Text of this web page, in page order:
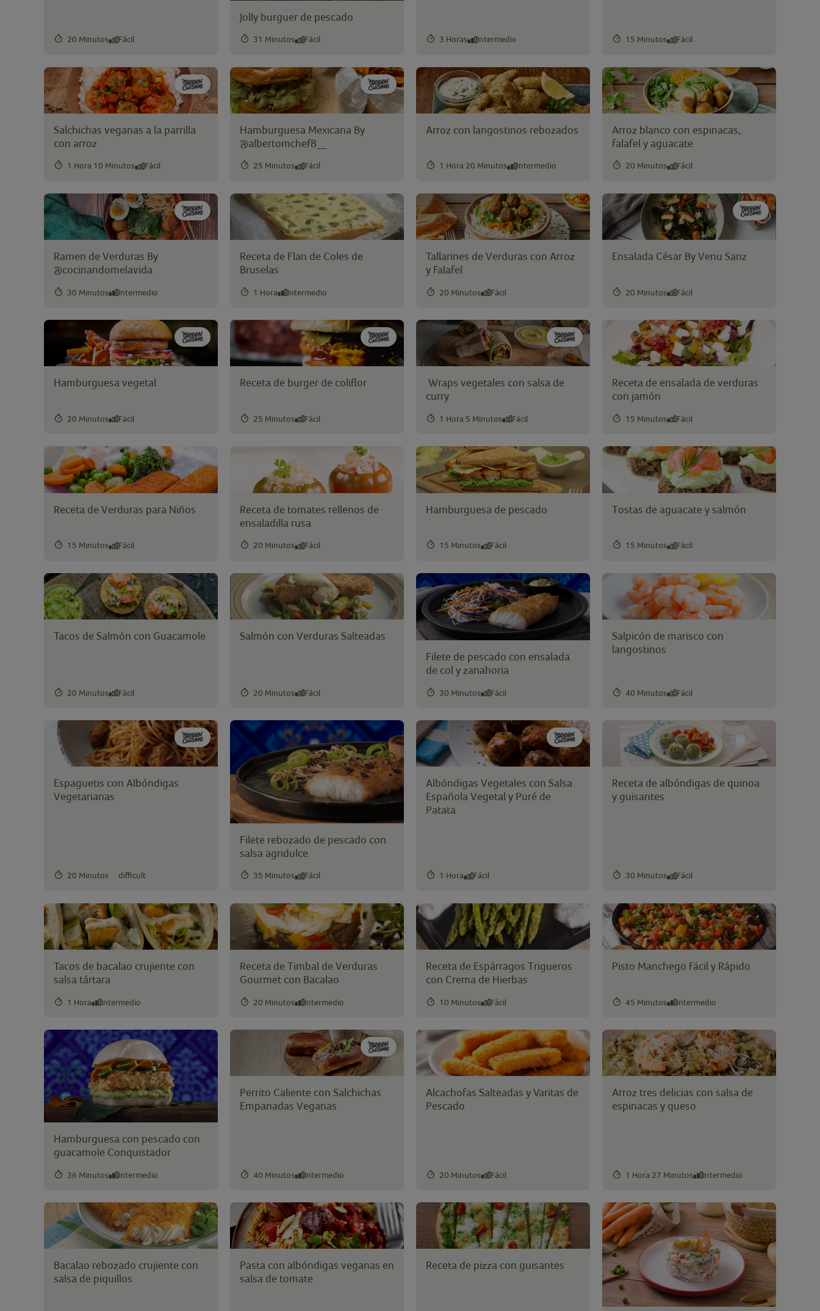
Filtros
Tipo de plato
Ingrediente principal
Alcachofas
(12)
Col de Bruselas(3)
Ensaladilla
Espárragos verdes
Judías Verdes(17)
Menestra de verduras
Merluza
Patatas
Pescado
Preparado para paella de
Preparado para revuelto
Preparado para tortilla de
patata
Proteína vegetal(25)
Muestra 232 Resultaods
20 Minutos Fácil
Jolly burguer de pescado
31 Minutos Fácil 3 Horas Intermedio 15 Minutos Fácil
Salchichas veganas a la parrilla
con arroz
1 Hora 10 Minutos Fácil
Hamburguesa Mexicana By
@albertomchef8__
25 Minutos Fácil
Arroz con langostinos rebozados
1 Hora 20 Minutos Intermedio
Arroz blanco con espinacas,
falafel y aguacate
20 Minutos Fácil
Ramen de Verduras By
@cocinandomelavida
30 Minutos Intermedio
Receta de Flan de Coles de
Bruselas
1 Hora Intermedio
Tallarines de Verduras con Arroz
y Falafel
20 Minutos Fácil
Ensalada César By Venu Sanz
20 Minutos Fácil
Hamburguesa vegetal
20 Minutos Fácil
Receta de burger de coliflor
25 Minutos Fácil
Wraps vegetales con salsa de
curry
1 Hora 5 Minutos Fácil
Receta de ensalada de verduras
con jamón
15 Minutos Fácil
Receta de Verduras para Niños
15 Minutos Fácil
Receta de tomates rellenos de
ensaladilla rusa
20 Minutos Fácil
Hamburguesa de pescado
15 Minutos Fácil
Tostas de aguacate y salmón
15 Minutos Fácil
Tacos de Salmón con Guacamole
20 Minutos Fácil
Salmón con Verduras Salteadas
20 Minutos Fácil
Filete de pescado con ensalada
de col y zanahoria
30 Minutos Fácil
Salpicón de marisco con
langostinos
40 Minutos Fácil
Espaguetis con Albóndigas
Vegetarianas
20 Minutos difficult
Filete rebozado de pescado con
salsa agridulce
35 Minutos Fácil
Albóndigas Vegetales con Salsa
Española Vegetal y Puré de
Patata
1 Hora Fácil
Receta de albóndigas de quinoa
y guisantes
30 Minutos Fácil
Tacos de bacalao crujiente con
salsa tártara
1 Hora Intermedio
Receta de Timbal de Verduras
Gourmet con Bacalao
20 Minutos Intermedio
Receta de Espárragos Trigueros
con Crema de Hierbas
10 Minutos Fácil
Pisto Manchego Fácil y Rápido
45 Minutos Intermedio
Hamburguesa con pescado con
guacamole Conquistador
36 Minutos Intermedio
Perrito Caliente con Salchichas
Empanadas Veganas
40 Minutos Intermedio
Alcachofas Salteadas y Varitas de
Pescado
20 Minutos Fácil
Arroz tres delicias con salsa de
espinacas y queso
1 Hora 27 Minutos Intermedio
Bacalao rebozado crujiente con
salsa de piquillos
Pasta con albóndigas veganas en
salsa de tomate
Receta de pizza con guisantes